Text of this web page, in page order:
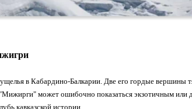
в Кабардино-Балкарии. Две его гордые вершины
может ошибочно показаться экзотичным или
кавказской истории.